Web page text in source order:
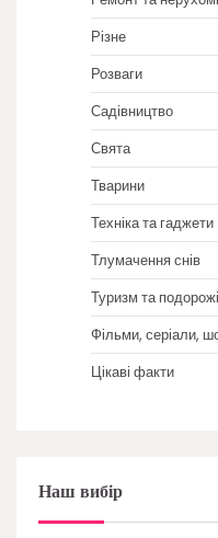
Різне
Розваги
Садівництво
Свята
Тварини
Техніка та гаджети
Тлумачення снів
Туризм та подорожі
Фільми, серіали,
Цікаві факти
Наш вибір